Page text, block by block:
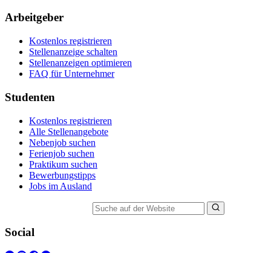
Arbeitgeber
Kostenlos registrieren
Stellenanzeige schalten
Stellenanzeigen optimieren
FAQ für Unternehmer
Studenten
Kostenlos registrieren
Alle Stellenangebote
Nebenjob suchen
Ferienjob suchen
Praktikum suchen
Bewerbungstipps
Jobs im Ausland
Social